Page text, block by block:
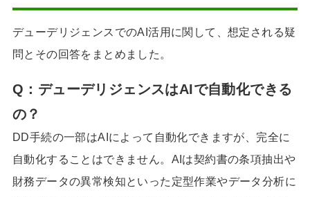
デューデリジェンスでのAI活用に関して、想定される疑
問とその回答をまとめました。
Q：デューデリジェンスはAIで自動化できる
の？
DD手続の一部はAIによって自動化できますが、完全に
自動化することはできません。AIは契約書の条項抽出や
財務データの異常検知といった定型作業やデータ分析に